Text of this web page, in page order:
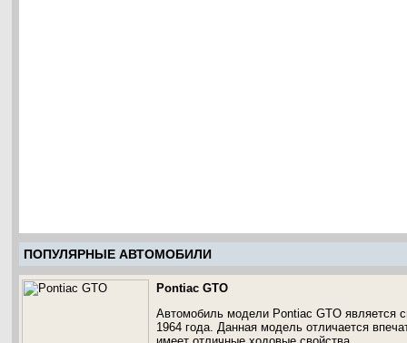
ПОПУЛЯРНЫЕ АВТОМОБИЛИ
Pontiac GTO
Автомобиль модели Pontiac GTO является
1964 года. Данная модель отличается